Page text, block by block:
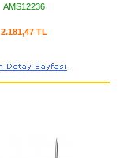
AMS12236
2.181,47 TL